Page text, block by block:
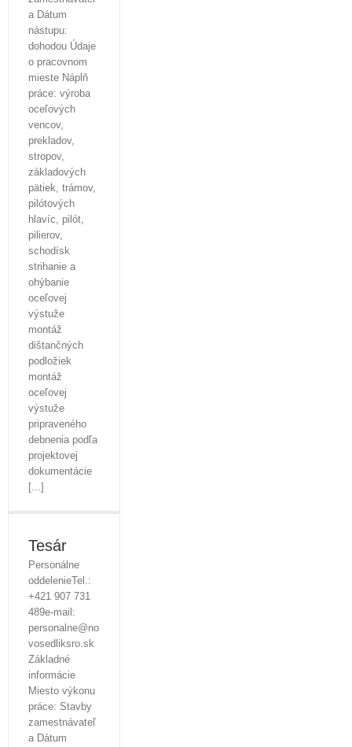
a Dátum
nástupu:
dohodou Údaje
o pracovnom
mieste Náplň
práce: výroba
oceľových
vencov,
prekladov,
stropov,
základových
pätiek, trámov,
pilótových
hlavíc, pilót,
pilierov,
schodísk
strihanie a
ohýbanie
oceľovej
výstuže
montáž
dištančných
podložiek
montáž
oceľovej
výstuže
pripraveného
debnenia podľa
projektovej
dokumentácie
[...]
Tesár
Personálne
oddelenieTel.:
+421 907 731
489e-mail:
personalne@no
vosedliksro.sk
Základné
informácie
Miesto výkonu
práce: Stavby
zamestnávateľ
a Dátum